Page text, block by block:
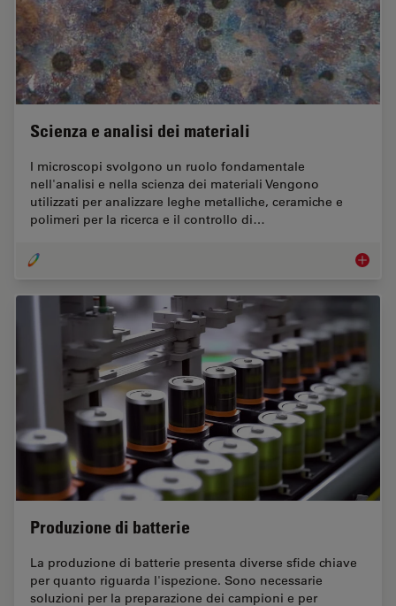
Scienza e analisi dei materiali
I microscopi svolgono un ruolo fondamentale
nell'analisi e nella scienza dei materiali Vengono
utilizzati per analizzare leghe metalliche, ceramiche e
polimeri per la ricerca e il controllo di…
Produzione di batterie
La produzione di batterie presenta diverse sfide chiave
per quanto riguarda l'ispezione. Sono necessarie
soluzioni per la preparazione dei campioni e per